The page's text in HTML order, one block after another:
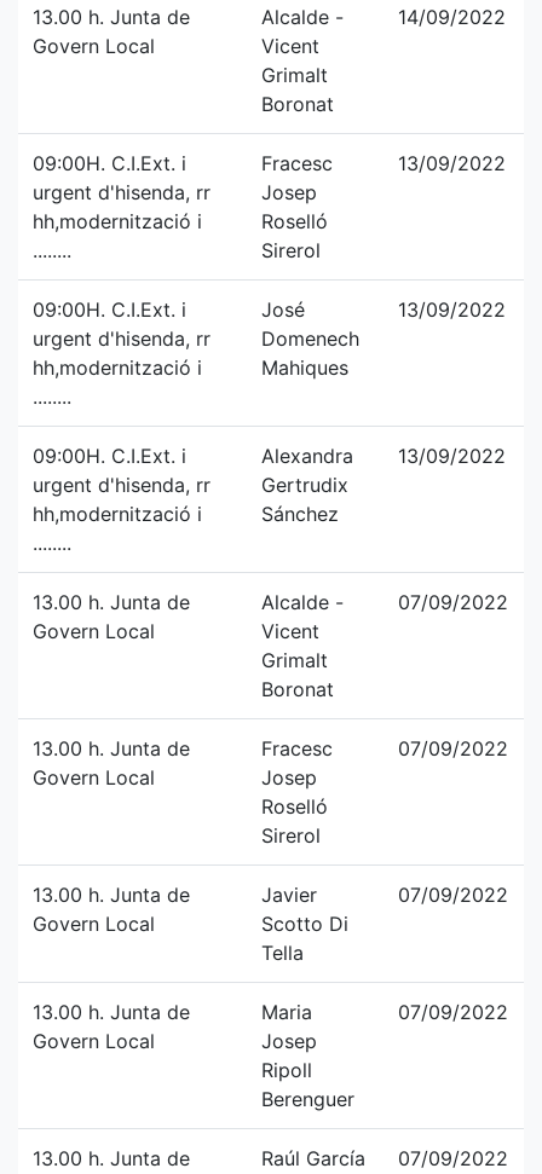
13.00 h. Junta de
Govern Local
Alcalde -
Vicent
Grimalt
Boronat
14/09/2022
09:00H. C.I.Ext. i
urgent d'hisenda, rr
hh,modernització i
........
Fracesc
Josep
Roselló
Sirerol
13/09/2022
09:00H. C.I.Ext. i
urgent d'hisenda, rr
hh,modernització i
........
José
Domenech
Mahiques
13/09/2022
09:00H. C.I.Ext. i
urgent d'hisenda, rr
hh,modernització i
........
Alexandra
Gertrudix
Sánchez
13/09/2022
13.00 h. Junta de
Govern Local
Alcalde -
Vicent
Grimalt
Boronat
07/09/2022
13.00 h. Junta de
Govern Local
Fracesc
Josep
Roselló
Sirerol
07/09/2022
13.00 h. Junta de
Govern Local
Javier
Scotto Di
Tella
07/09/2022
13.00 h. Junta de
Govern Local
Maria
Josep
Ripoll
Berenguer
07/09/2022
13.00 h. Junta de
Raúl García
07/09/2022